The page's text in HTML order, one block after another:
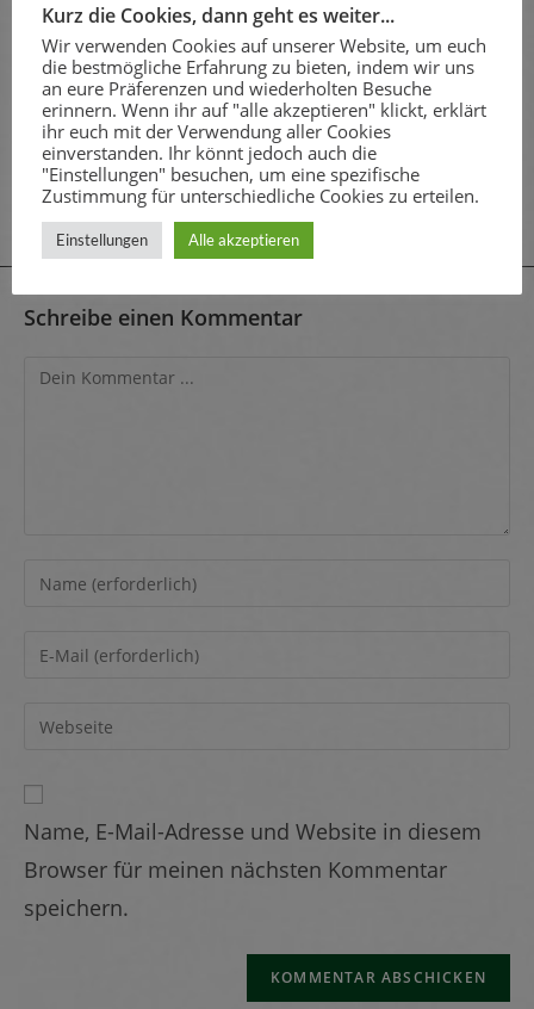
15. September 2025
Eine Schützendynastie (Beitrag WA)
Schreibe einen Kommentar
Name, E-Mail-Adresse und Website in diesem
Browser für meinen nächsten Kommentar
speichern.
Kurz die Cookies, dann geht es weiter...
Wir verwenden Cookies auf unserer Website, um euch
die bestmögliche Erfahrung zu bieten, indem wir uns
an eure Präferenzen und wiederholten Besuche
erinnern. Wenn ihr auf "alle akzeptieren" klickt, erklärt
ihr euch mit der Verwendung aller Cookies
einverstanden. Ihr könnt jedoch auch die
"Einstellungen" besuchen, um eine spezifische
Zustimmung für unterschiedliche Cookies zu erteilen.
Einstellungen Alle akzeptieren